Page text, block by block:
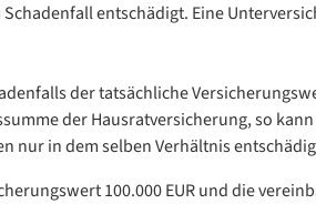
entschädigt. Eine
der tatsächliche
der Hausratversicherung, so
nur in dem selben Verhältnis
100.000 EUR und die